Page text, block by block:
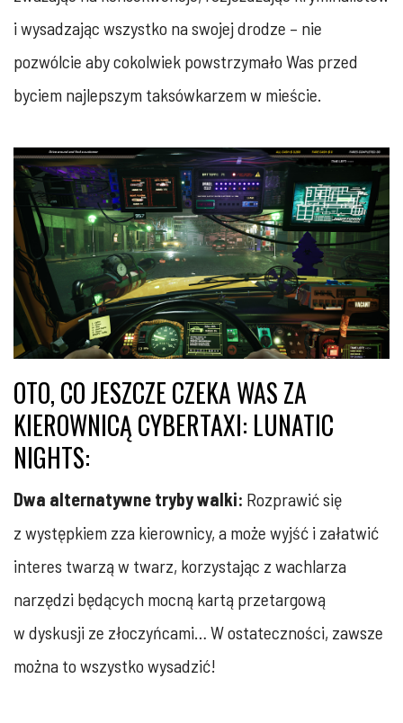
i wysadzając wszystko na swojej drodze – nie
pozwólcie aby cokolwiek powstrzymało Was przed
byciem najlepszym taksówkarzem w mieście.
OTO, CO JESZCZE CZEKA WAS ZA
KIEROWNICĄ CYBERTAXI: LUNATIC
NIGHTS:
Dwa alternatywne tryby walki: Rozprawić się
z występkiem zza kierownicy, a może wyjść i załatwić
interes twarzą w twarz, korzystając z wachlarza
narzędzi będących mocną kartą przetargową
w dyskusji ze złoczyńcami… W ostateczności, zawsze
można to wszystko wysadzić!